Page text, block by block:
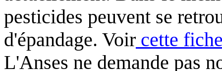
pesticides peuvent se
d'épandage. Voir cette
L'Anses ne demande pas